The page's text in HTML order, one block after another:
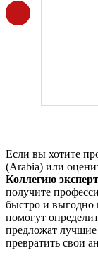
Если вы хотите
(Arabia) или
Коллегию
получите
быстро и выгодно
помогут
предложат
превратить свои